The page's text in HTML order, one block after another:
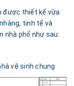
được thiết kế vừa
tinh tế và
nhà phố như sau:
vệ sinh chung